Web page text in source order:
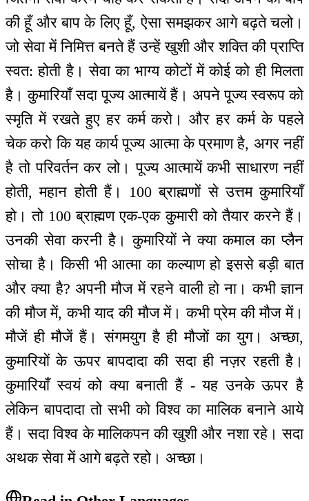
की हूँ और बाप के लिए हूँ, ऐसा समझकर आगे बढ़ते चलो।
जो सेवा में निमित्त बनते हैं उन्हें खुशी और शक्ति की प्राप्ति
स्वत: होती है। सेवा का भाग्य कोटों में कोई को ही मिलता
है। कुमारियाँ सदा पूज्य आत्मायें हैं। अपने पूज्य स्वरूप को
स्मृति में रखते हुए हर कर्म करो। और हर कर्म के पहले
चेक करो कि यह कार्य पूज्य आत्मा के प्रमाण है, अगर नहीं
है तो परिवर्तन कर लो। पूज्य आत्मायें कभी साधारण नहीं
होती, महान होती हैं। 100 ब्राह्मणों से उत्तम कुमारियाँ
हो। तो 100 ब्राह्मण एक-एक कुमारी को तैयार करने हैं।
उनकी सेवा करनी है। कुमारियों ने क्या कमाल का प्लैन
सोचा है। किसी भी आत्मा का कल्याण हो इससे बड़ी बात
और क्या है? अपनी मौज में रहने वाली हो ना। कभी ज्ञान
की मौज में, कभी याद की मौज में। कभी प्रेम की मौज में।
मौजें ही मौजें हैं। संगमयुग है ही मौजों का युग। अच्छा,
कुमारियों के ऊपर बापदादा की सदा ही नज़र रहती है।
कुमारियाँ स्वयं को क्या बनाती हैं - यह उनके ऊपर है
लेकिन बापदादा तो सभी को विश्व का मालिक बनाने आये
हैं। सदा विश्व के मालिकपन की खुशी और नशा रहे। सदा
अथक सेवा में आगे बढ़ते रहो। अच्छा।